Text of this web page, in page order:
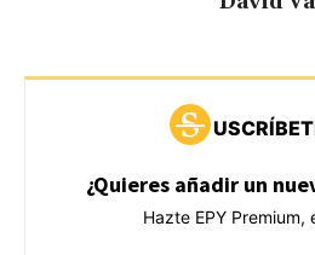
¿Quieres añadir un
Hazte EPY Premium,